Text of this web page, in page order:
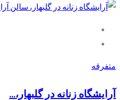
متفرقه
آرایشگاه زنانه در گلبهار،...